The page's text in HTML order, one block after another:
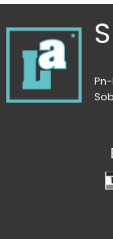
Sob